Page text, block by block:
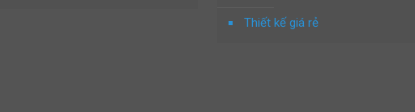
Thiết kế giá rẻ